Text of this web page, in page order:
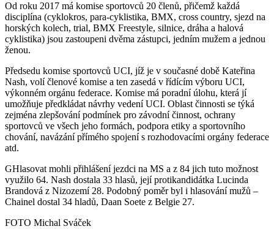
Od roku 2017 má komise sportovců 20 členů, přičemž každá
disciplína (cyklokros, para-cyklistika, BMX, cross country, sjezd na
horských kolech, trial, BMX Freestyle, silnice, dráha a halová
cyklistika) jsou zastoupeni dvěma zástupci, jedním mužem a jednou
ženou.
Předsedu komise sportovců UCI, jíž je v současné době Kateřina
Nash, volí členové komise a ten zasedá v řídícím výboru UCI,
výkonném orgánu federace. Komise má poradní úlohu, která jí
umožňuje předkládat návrhy vedení UCI. Oblast činnosti se týká
zejména zlepšování podmínek pro závodní činnost, ochrany
sportovců ve všech jeho formách, podpora etiky a sportovního
chování, navázání přímého spojení s rozhodovacími orgány federace
atd.
GHlasovat mohli přihlášení jezdci na MS a z 84 jich tuto možnost
využilo 64. Nash dostala 33 hlasů, její protikandidátka Lucinda
Brandová z Nizozemí 28. Podobný poměr byl i hlasování mužů –
Chainel dostal 34 hladů, Daan Soete z Belgie 27.
FOTO Michal Sváček